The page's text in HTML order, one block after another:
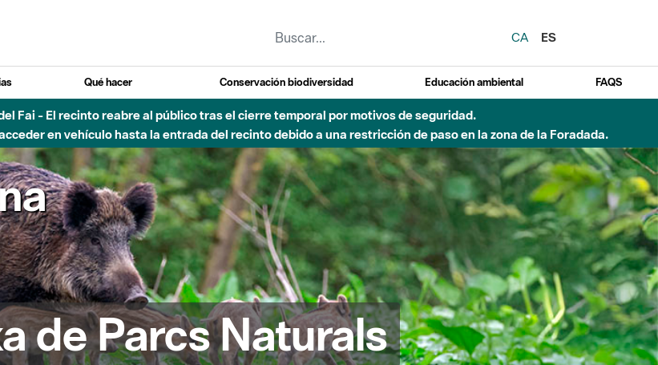
CA
ES
Qué hacer Conservación biodiversidad Educación ambiental FAQS
Fai - El recinto reabre al público tras el cierre temporal por motivos de seguridad.
en vehículo hasta la entrada del recinto debido a una restricción de paso en la zona de la Foradada.
de Parcs Naturals